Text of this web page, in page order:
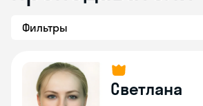
Фильтры
Светлана